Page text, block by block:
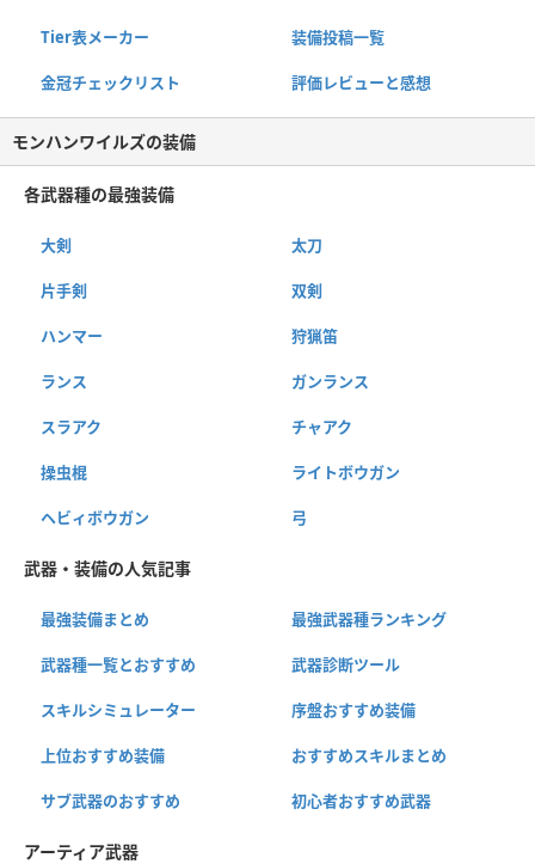
Tier表メーカー 装備投稿一覧
金冠チェックリスト 評価レビューと感想
モンハンワイルズの装備
各武器種の最強装備
大剣 太刀
片手剣 双剣
ハンマー 狩猟笛
ランス ガンランス
スラアク チャアク
操虫棍 ライトボウガン
ヘビィボウガン 弓
武器・装備の人気記事
最強装備まとめ 最強武器種ランキング
武器種一覧とおすすめ 武器診断ツール
スキルシミュレーター 序盤おすすめ装備
上位おすすめ装備 おすすめスキルまとめ
サブ武器のおすすめ 初心者おすすめ武器
アーティア武器